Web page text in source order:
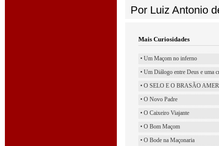
Por Luiz Antonio
Mais Curiosidades
• Um Maçom no inferno
• Um Diálogo entre Deus e uma
• O SELO E O BRASÃO
• O Novo Padre
• O Caixeiro Viajante
• O Bom Maçom
• O Bode na Maçonaria